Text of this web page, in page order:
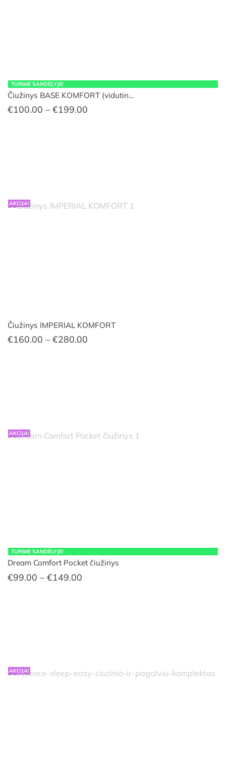
TURIME SANDĖLYJE!
Čiužinys BASE KOMFORT (vidutin…
€100.00 – €199.00
AKCIJA!
Čiužinys IMPERIAL KOMFORT
€160.00 – €280.00
AKCIJA!
TURIME SANDĖLYJE!
Dream Comfort Pocket čiužinys
€99.00 – €149.00
AKCIJA!